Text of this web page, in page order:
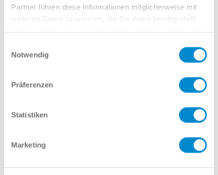
Partner führen diese Informationen möglicherweise mit
weiteren Daten zusammen, die Sie ihnen bereitgestellt
haben oder die sie im Rahmen Ihrer Nutzung der Dienste
Notwendig
Präferenzen
Statistiken
Marketing
Oder gern direkt per Mail oder
Telefon:
E-Mail